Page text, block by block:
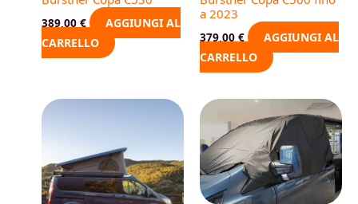
389,00 €
AGGIUNGI AL
CARRELLO
a 2023
379,00 €
AGGIUNGI AL
CARRELLO